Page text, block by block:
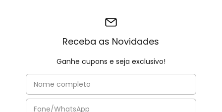
Receba as Novidades
Ganhe cupons e seja exclusivo!